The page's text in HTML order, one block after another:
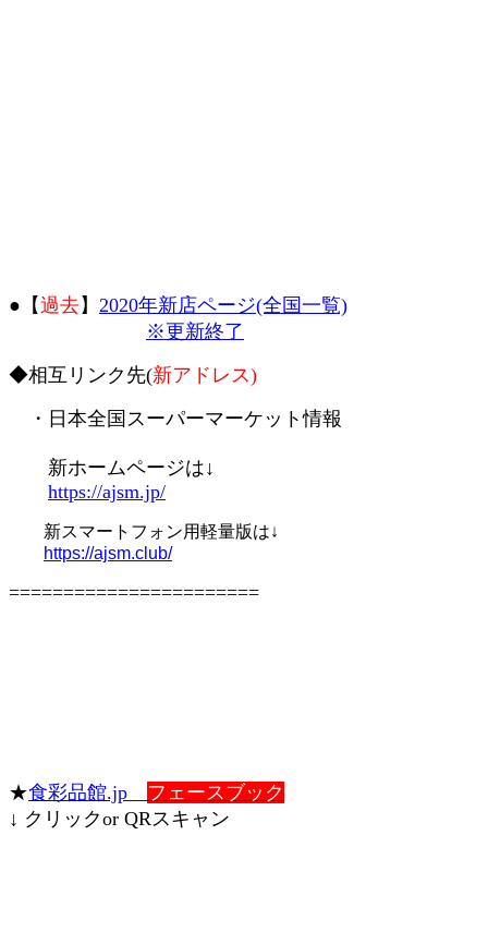
●【過去】 2020年新店ページ(全国一覧)
※更新終了
◆相互リンク先(新アドレス)
・日本全国スーパーマーケット情報
新ホームページは↓
https://ajsm.jp/
新スマートフォン用軽量版は↓
https://ajsm.club/
=======================
★食彩品館.jp フェースブック
↓ クリックor QRスキャン